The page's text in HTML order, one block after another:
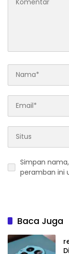
Simpan
peramban ini
Baca Juga